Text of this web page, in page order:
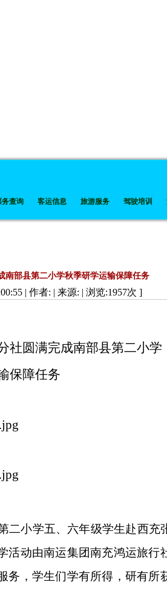
务查询 客运信息 旅游服务 驾驶培训
南部县第二小学秋季研学运输保障任务
| 作者: | 来源: | 浏览:1957次 ]
社圆满完成南部县第二小学
保障任务
二小学五、六年级学生赴西充
动由南运集团南充鸿运旅行
，学生们学有所得，研有所